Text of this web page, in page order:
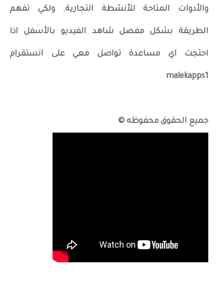
والأدوات المتاحة للأنشطة التجارية. ولكي تفهم
الطريقة بشكل مفصل شاهد الفيديو بالأسفل اذا
احتجت اي مساعدة تواصل معي على انستقرام
malekapps1
جميع الحقوق محفوظه ©